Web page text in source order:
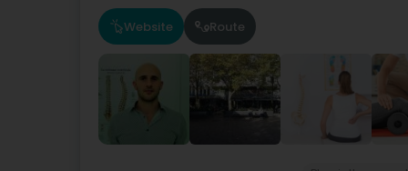
Website Route